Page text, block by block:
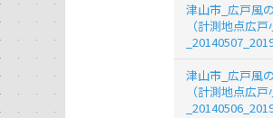
津山市_広戸風
（計測地点広戸
津山市_広戸風
（計測地点広戸